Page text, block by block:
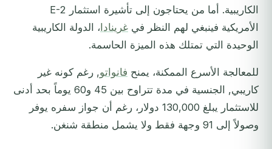
الكاريبية. أما من يحتاجون إلى تأشيرة استثمار E-2
الأمريكية فينبغي لهم النظر في غرينادا ، الدولة الكاريبية
الوحيدة التي تمتلك هذه الميزة الحاسمة.
للمعالجة الأسرع الممكنة، يمنح فانواتو, رغم كونه غير
كاريبي, الجنسية في مدة تتراوح بين 45 و60 يوماً بحد أدنى
للاستثمار يبلغ 130,000 دولار، رغم أن جواز سفره يوفر
وصولاً إلى 91 وجهة فقط ولا يشمل منطقة شنغن.